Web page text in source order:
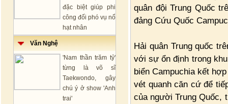
đặc biệt giúp phi
công đối phó vụ nổ
hạt nhân
Văn Nghệ
'Nam thần trăm tỷ'
từng là võ sĩ
Taekwondo, gây
chú ý ở show 'Anh
trai'
quân đội Trung Quốc
đảng Cứu Quốc
Hải quân Trung quốc
với sự ổn định trong
biển Campuchia kết
vét quanh căn cứ để
của người Trung Quốc,